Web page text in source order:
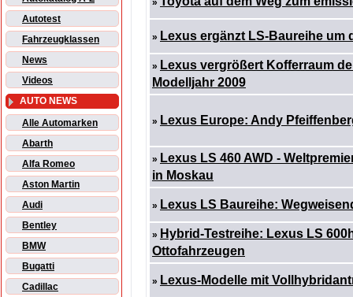
Autotest
Fahrzeugklassen
News
Videos
AUTO NEWS
Alle Automarken
Abarth
Alfa Romeo
Aston Martin
Audi
Bentley
BMW
Bugatti
Cadillac
»
» Lexus ergänzt LS-Baureihe um
» Lexus vergrößert Kofferraum
Modelljahr 2009
» Lexus Europe: Andy
» Lexus LS 460 AWD -
in Moskau
» Lexus LS Baureihe:
» Hybrid-Testreihe: Lexus LS
Ottofahrzeugen
» Lexus-Modelle mit